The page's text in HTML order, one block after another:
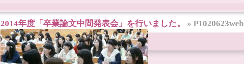
2014年度「卒業論文中間発表会」を行いました。 » P1020623web